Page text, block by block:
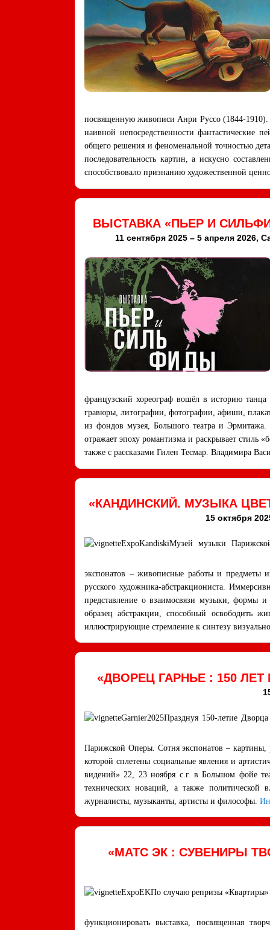
посвященную живописи Анри Руссо (1844-
наивной непосредственности фантастические
общего решения и феноменальной точностью
последовательность картин, а искусно
способствовало признанию художественной
ВЫСТАВКА «ПЬЕР И
11 сентября 2025 – 5 апреля 2026,
французский хореограф вошёл в историю
гравюры, литографии, фотографии, афиши,
из фондов музея, Большого театра и
отражает эпоху романтизма и раскрывает стиль
также с рассказами Гилен Тесмар. Владимира
«КАНДИНСКИЙ. МУЗЫКА
15 октября
Музей музыки
экспонатов – живописные работы и предметы
русского художника-абстракциониста.
представление о взаимосвязи музыки, формы
образец абстракции, способный освободить
иллюстрирующие стремление к синтезу
«ДВОРЕЦ ГАРНЬЕ : 150
Празднуя 150-летие
Парижской Оперы. Сотня экспонатов –
которой сплетены социальные явления и
видений» 22, 23 ноября с.г. в Большом фойе
технических новаций, а также политической
журналисты, музыканты, артисты и философы.
«МАТС ЭК : СУВЕНИРЫ
По случаю репризы «Квартиры»
функционировать выставка, посвященная